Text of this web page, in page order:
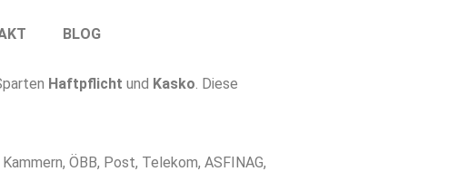
BLOG
Haftpflicht und Kasko. Diese
ÖBB, Post, Telekom, ASFINAG,